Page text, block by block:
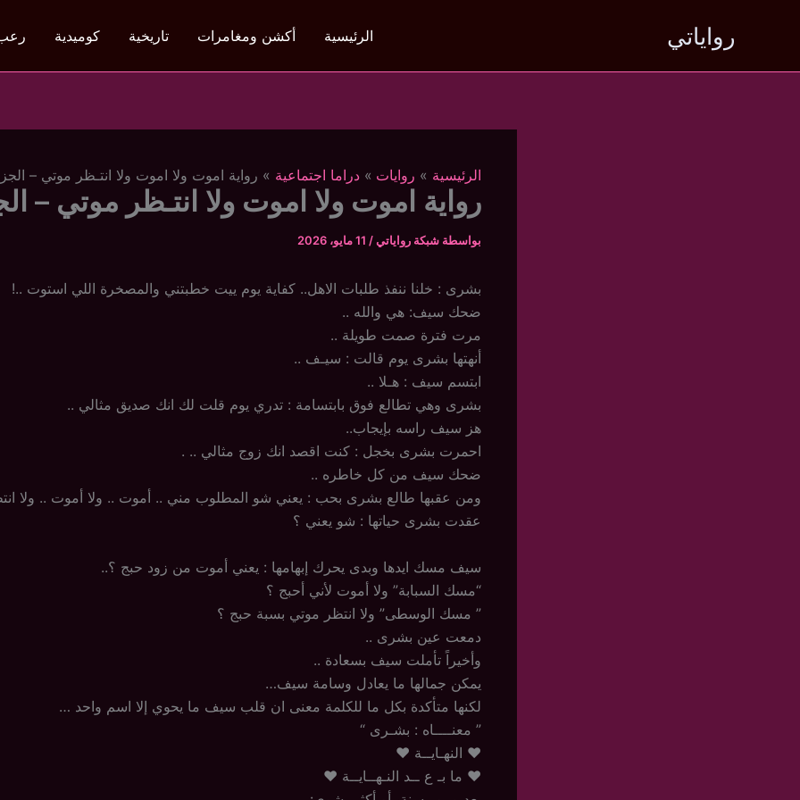
رواياتي الرئيسية أكشن ومغامرات تاريخية كوميدية
الرئيسية روايات دراما اجتماعية رواية اموت ولا اموت ولا انتـظر موتي – الجزء
رواية اموت ولا اموت ولا انتـظر موتي –
بواسطة شبكة رواياتي/ 11 مايو، 2026
بشرى : خلنا ننفذ طلبات الاهل.. كفاية يوم ييت خطبتني والمصخرة اللي استوت ..!
ضحك سيف: هي والله ..
مرت فترة صمت طويلة ..
أنهتها بشرى يوم قالت : سيـف ..
ابتسم سيف : هـلا ..
بشرى وهي تطالع فوق بابتسامة : تدري يوم قلت لك انك صديق مثالي ..
هز سيف راسه بإيجاب..
احمرت بشرى بخجل : كنت اقصد انك زوج مثالي .. .
ضحك سيف من كل خاطره ..
ومن عقبها طالع بشرى بحب : يعني شو المطلوب مني .. أموت .. ولا أموت .. ولا
عقدت بشرى حياتها : شو يعني ؟
سيف مسك ايدها وبدى يحرك إبهامها : يعني أموت من زود حبج ؟..
“مسك السبابة” ولا أموت لأني أحبج ؟
” مسك الوسطى” ولا انتظر موتي بسبة حبج ؟
دمعت عين بشرى ..
وأخيراً تأملت سيف بسعادة ..
يمكن جمالها ما يعادل وسامة سيف…
لكنها متأكدة بكل ما للكلمة معنى ان قلب سيف ما يحوي إلا اسم واحد …
” معنــــاه : بشـرى “
♥ النهـايــة ♥
♥ ما بـ ع ــد النـهــايــة ♥